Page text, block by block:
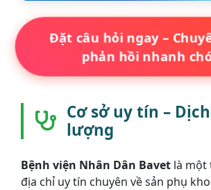
Đặt câu hỏi ngay –
phản hồi nhanh
Cơ sở uy tín –
lượng
Bệnh viện Nhân Dân Bavet là một
địa chỉ uy tín chuyên về sản phụ